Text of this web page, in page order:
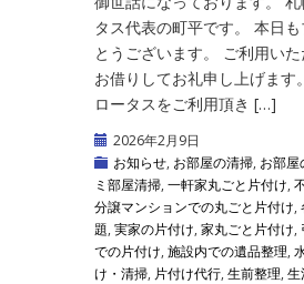
タス代表の町平です。 本日
とうございます。 ご利用い
お借りしてお礼申し上げま
ロータスをご利用頂き […]
2026年2月9日
お知らせ, お部屋の清掃, お部屋
ミ部屋清掃, 一軒家丸ごと片付け,
分譲マンションでの丸ごと片付け,
題, 実家の片付け, 家丸ごと片付け,
での片付け, 施設内での遺品整理,
け・清掃, 片付け代行, 生前整理, 生